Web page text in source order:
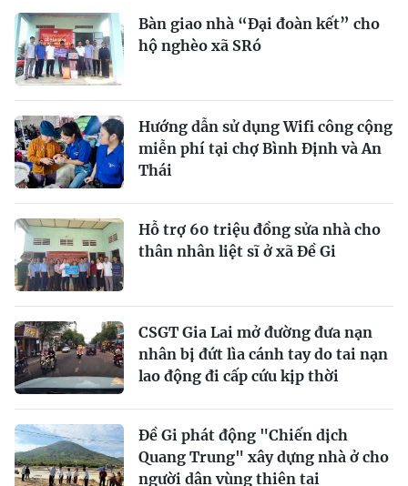
Bàn giao nhà “Đại đoàn kết” cho
hộ nghèo xã SRó
Hướng dẫn sử dụng Wifi công cộng
miễn phí tại chợ Bình Định và An
Thái
Hỗ trợ 60 triệu đồng sửa nhà cho
thân nhân liệt sĩ ở xã Đề Gi
CSGT Gia Lai mở đường đưa nạn
nhân bị đứt lìa cánh tay do tai nạn
lao động đi cấp cứu kịp thời
Đề Gi phát động "Chiến dịch
Quang Trung" xây dựng nhà ở cho
người dân vùng thiên tai